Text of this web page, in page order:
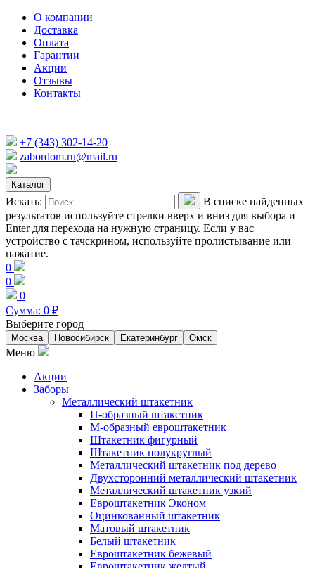
О компании
Доставка
Оплата
Гарантии
Акции
Отзывы
Контакты
+7 (343) 302-14-20
zabordom.ru@mail.ru
Каталог
Искать:
В списке найденных
результатов используйте стрелки вверх и вниз для выбора и
Enter для перехода на нужную страницу. Если у вас
устройство с тачскрином, используйте пролистывание или
нажатие.
0
0
0
Сумма: 0 ₽
Выберите город
Москва Новосибирск Екатеринбург Омск
Меню
Акции
Заборы
Металлический штакетник
П-образный штакетник
М-образный евроштакетник
Штакетник фигурный
Штакетник полукруглый
Металлический штакетник под дерево
Двухсторонний металлический штакетник
Металлический штакетник узкий
Евроштакетник Эконом
Оцинкованный штакетник
Матовый штакетник
Белый штакетник
Евроштакетник бежевый